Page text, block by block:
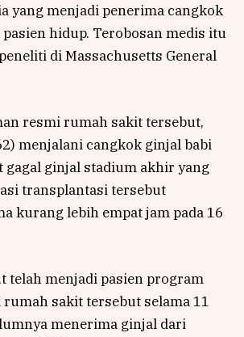
yang menjadi penerima cangkok
pasien hidup. Terobosan medis itu
di Massachusetts General
resmi rumah sakit tersebut,
menjalani cangkok ginjal babi
gagal ginjal stadium akhir yang
transplantasi tersebut
kurang lebih empat jam pada 16
telah menjadi pasien program
sakit tersebut selama 11
menerima ginjal dari